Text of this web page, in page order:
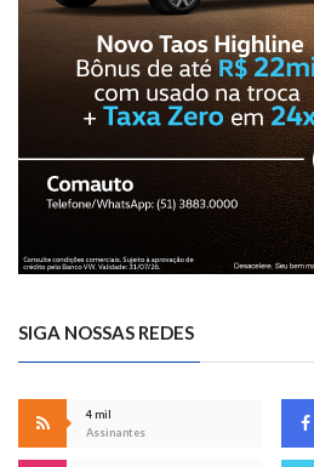
SIGA NOSSAS REDES
4 mil
Assinantes